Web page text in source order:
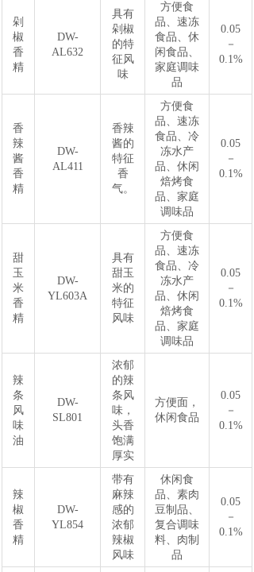
剁
椒
香
精
DW-
AL632
具有
剁椒
的特
征风
味
方便食
品、速冻
食品、休
闲食品、
家庭调味
品
0.05
－
0.1%
香
辣
酱
香
精
DW-
AL411
香辣
酱的
特征
香
气。
方便食
品、速冻
食品、冷
冻水产
品、休闲
焙烤食
品、家庭
调味品
0.05
－
0.1%
甜
玉
米
香
精
DW-
YL603A
具有
甜玉
米的
特征
风味
方便食
品、速冻
食品、冷
冻水产
品、休闲
焙烤食
品、家庭
调味品
0.05
－
0.1%
辣
条
风
味
油
DW-
SL801
浓郁
的辣
条风
味，
头香
饱满
厚实
方便面，
休闲食品
0.05
－
0.1%
辣
椒
香
精
DW-
YL854
带有
麻辣
感的
浓郁
辣椒
风味
休闲食
品、素肉
豆制品、
复合调味
料、肉制
品
0.05
－
0.1%